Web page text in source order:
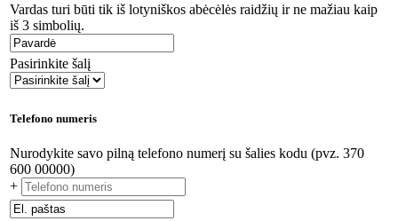
Vardas turi būti tik iš lotyniškos abėcėlės raidžių ir ne mažiau kaip
iš 3 simbolių.
Pasirinkite šalį
Telefono numeris
Nurodykite savo pilną telefono numerį su šalies kodu (pvz. 370
600 00000)
+